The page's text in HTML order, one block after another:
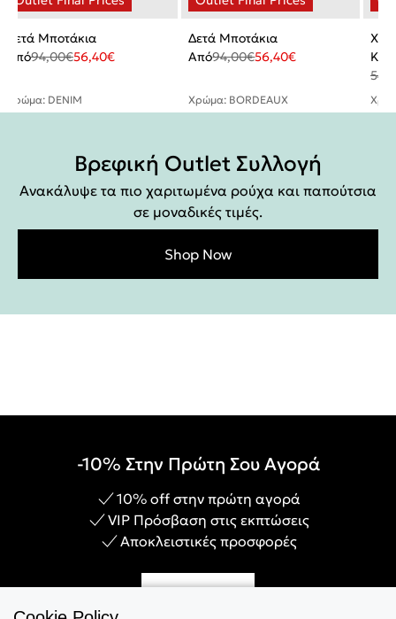
Δετά Μποτάκια
Από94,00€56,40€
Χρώμα: DENIM
Δετά Μποτάκια
Από94,00€56,40€
Χρώμα: BORDEAUX
Βρεφική Outlet Συλλογή
Ανακάλυψε τα πιο χαριτωμένα ρούχα και παπούτσια
σε μοναδικές τιμές.
Shop Now
-10% Στην Πρώτη Σου Αγορά
10% off στην πρώτη αγορά
VIP Πρόσβαση στις εκπτώσεις
Αποκλειστικές προσφορές